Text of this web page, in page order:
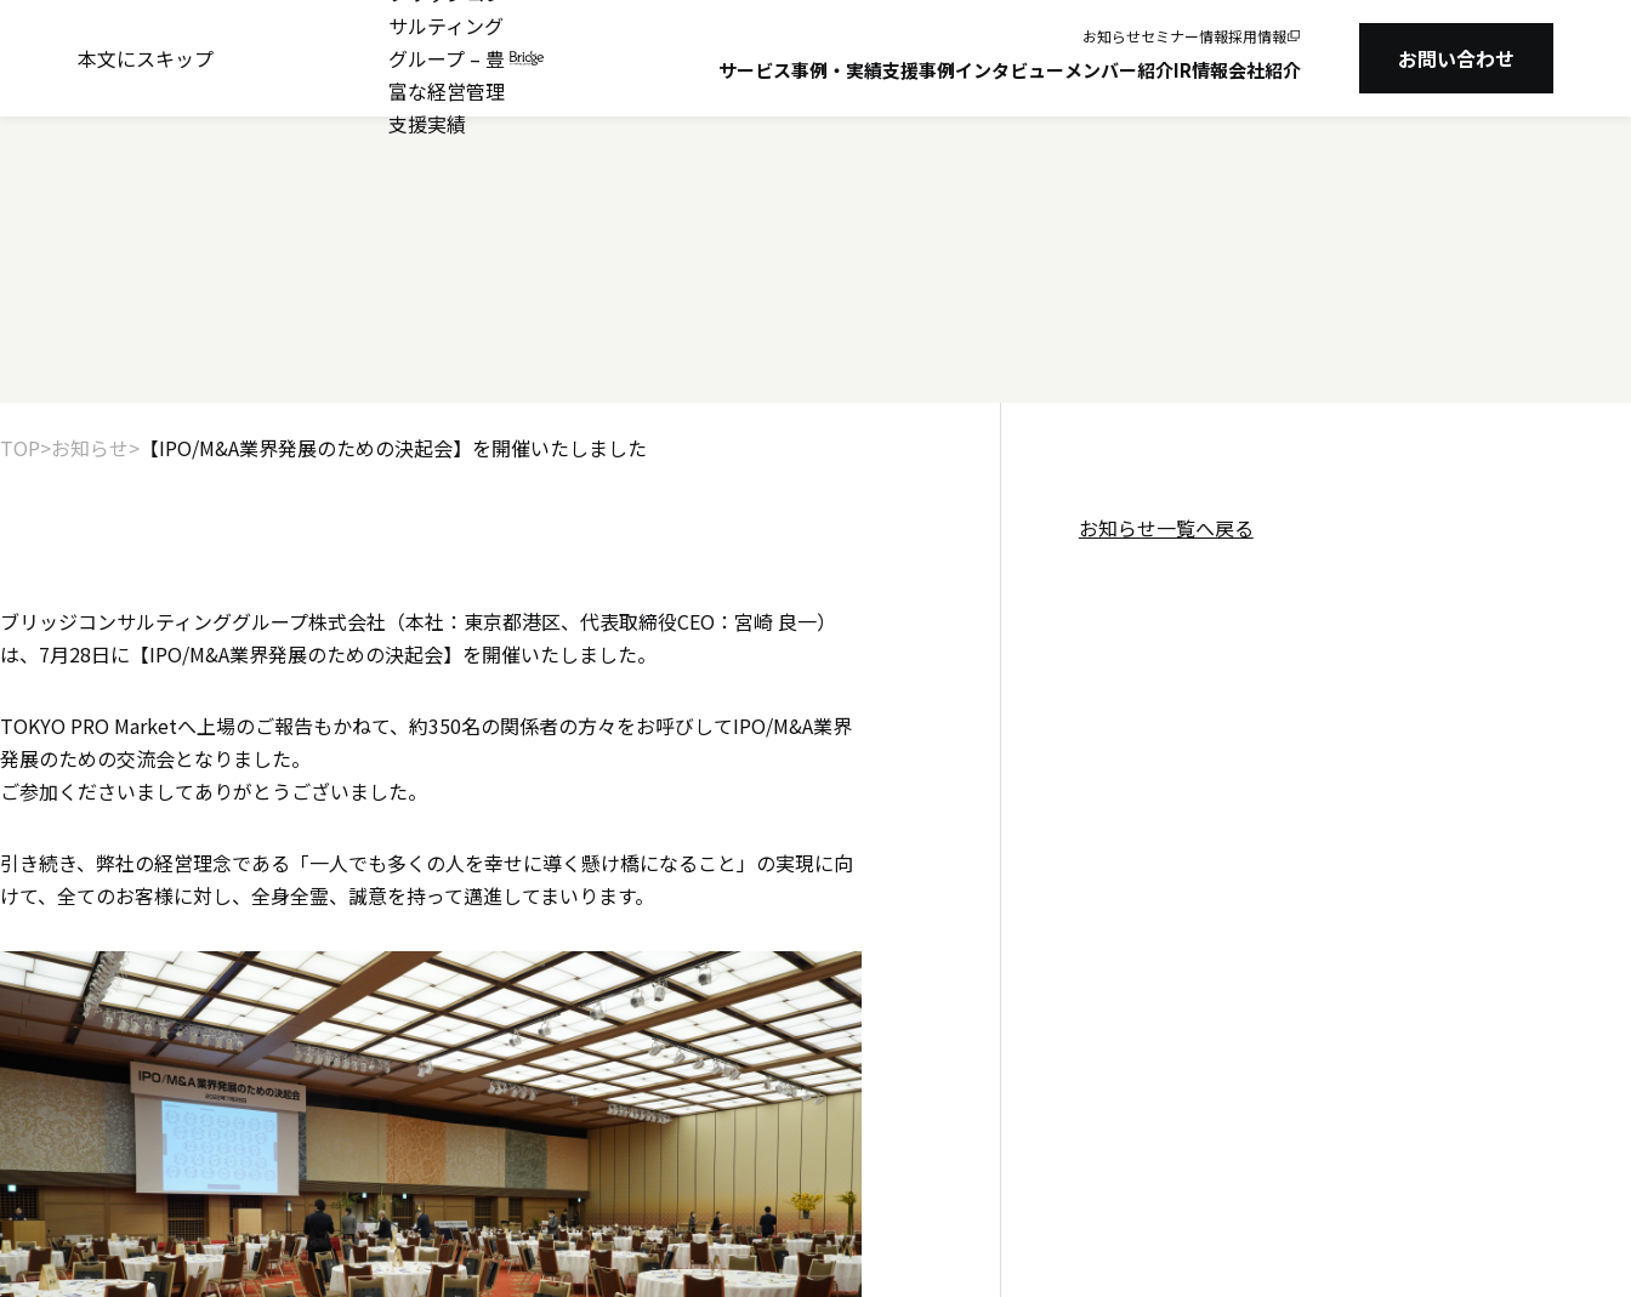
本文にスキップ
サルティング
グループ – 豊
富な経営管理
支援実績
お知らせセミナー情報採用情報
サービス事例・実績支援事例インタビューメンバー紹介IR情報会社紹介 お問い合わせ
【IPO/M&A業界発展のための決起会】を開催いたしました
TOP お知らせ 【IPO/M&A業界発展のための決起会】を開催いたしました
ブリッジコンサルティンググループ株式会社（本社：東京都港区、代表取締役CEO：宮崎 良一）
は、7月28日に【IPO/M&A業界発展のための決起会】を開催いたしました。
TOKYO PRO Marketへ上場のご報告もかねて、約350名の関係者の方々をお呼びしてIPO/M&A業界
発展のための交流会となりました。
ご参加くださいましてありがとうございました。
引き続き、弊社の経営理念である「一人でも多くの人を幸せに導く懸け橋になること」の実現に向
けて、全てのお客様に対し、全身全霊、誠意を持って邁進してまいります。
お知らせ一覧へ戻る